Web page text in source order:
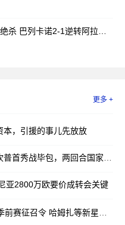
更多 +
本，引援的事儿先放放
毕包，两回合国家德比引爆焦点
亚2800万欧要价成转会关键
赛征召令 哈姆扎等新星在列